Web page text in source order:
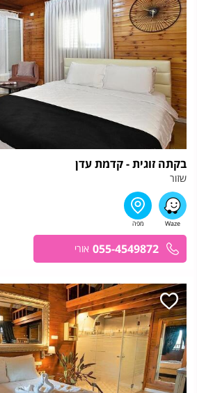
בקתה זוגית - קדמת עדן
שזור
055-4549872 אורי